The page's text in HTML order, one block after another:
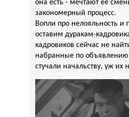
она есть - мечтают ее
закономерный процесс.
Вопли про нелояльность и
оставим дуракам-
кадровиков сейчас не
набранные по
стучали начальству, уж их